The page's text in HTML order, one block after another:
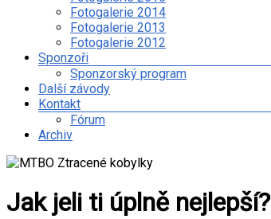
Fotogalerie 2014
Fotogalerie 2013
Fotogalerie 2012
Sponzoři
Sponzorský program
Další závody
Kontakt
Fórum
Archiv
Jak jeli ti úplně nejlepší?